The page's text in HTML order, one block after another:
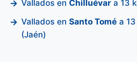
Vallados en Chilluévar a 13
Vallados en Santo Tomé a
(Jaén)